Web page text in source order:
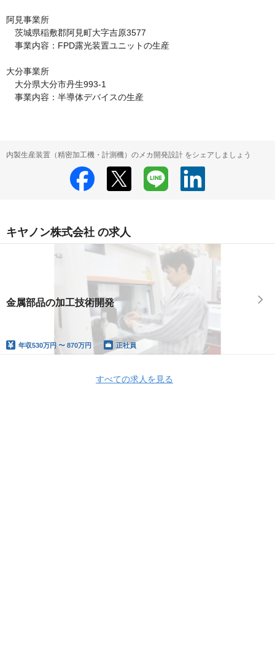
阿見事業所
茨城県稲敷郡阿見町大字吉原3577
事業内容：FPD露光装置ユニットの生産
大分事業所
大分県大分市丹生993-1
事業内容：半導体デバイスの生産
内製生産装置（精密加工機・計測機）のメカ開発設計 をシェアしましょう
キヤノン株式会社 の求人
金属部品の加工技術開発
年収530万円 〜 870万円 正社員
すべての求人を見る